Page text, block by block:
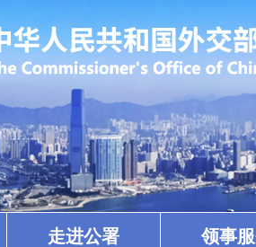
走进公署 领事